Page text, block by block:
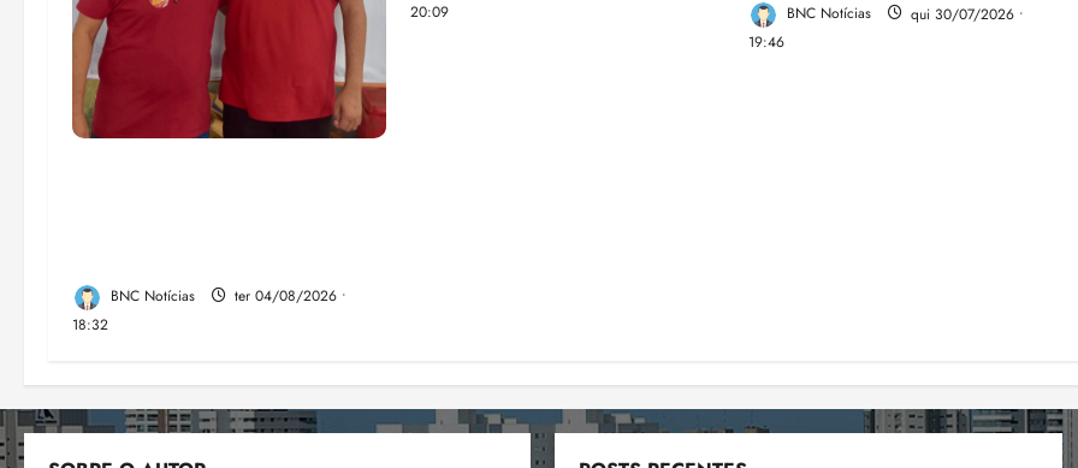
BNC Notícias
ter 04/08/2026 •
18:32
20:09
BNC Notícias
qui 30/07/2026 •
19:46